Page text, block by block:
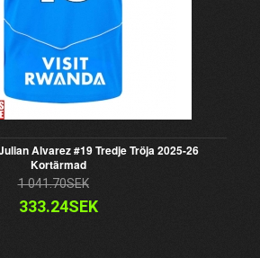
Alvarez #19 Tredje Tröja 2025-26
Kortärmad
1 041.70SEK
333.24SEK